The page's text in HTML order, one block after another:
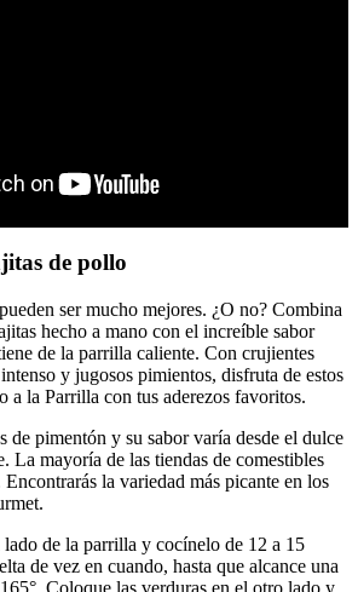
de pollo
ser mucho mejores. ¿O no? Combina
hecho a mano con el increíble sabor
de la parrilla caliente. Con crujientes
y jugosos pimientos, disfruta de estos
a la Parrilla con tus aderezos favoritos.
de pimentón y su sabor varía desde el dulce
La mayoría de las tiendas de comestibles
la variedad más picante en los
de la parrilla y cocínelo de 12 a 15
de vez en cuando, hasta que alcance una
Coloque las verduras en el otro lado y